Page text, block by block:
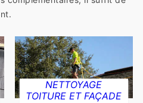
NETTOYAGE
TOITURE ET FAÇADE